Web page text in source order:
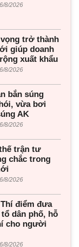
8/2026
trở thành
giúp doanh
xuất khẩu
8/2026
bắn súng
vừa bơi
AK
8/2026
trận tư
chắc trong
8/2026
điểm đưa
dân phố, hỗ
cho người
8/2026